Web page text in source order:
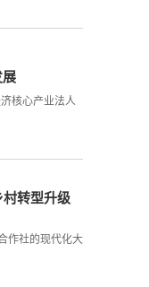
核心产业法人
转型升级
作社的现代化大